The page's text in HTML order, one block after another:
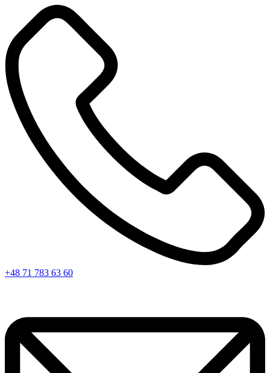
+48 71 783 63 60